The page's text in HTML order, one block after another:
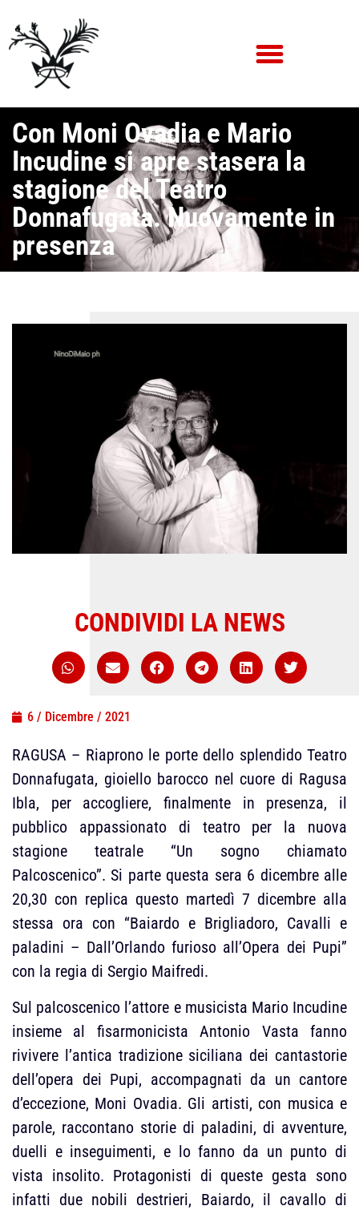
Con Moni Ovadia e Mario
Incudine si apre stasera la
stagione del Teatro
Donnafugata. Nuovamente in
presenza
6 / Dicembre / 2021
RAGUSA – Riaprono le porte dello splendido Teatro
Donnafugata, gioiello barocco nel cuore di Ragusa
Ibla, per accogliere, finalmente in presenza, il
pubblico appassionato di teatro per la nuova
stagione teatrale “Un sogno chiamato
Palcoscenico”. Si parte questa sera 6 dicembre alle
20,30 con replica questo martedì 7 dicembre alla
stessa ora con “Baiardo e Brigliadoro, Cavalli e
paladini – Dall’Orlando furioso all’Opera dei Pupi”
con la regia di Sergio Maifredi.
Sul palcoscenico l’attore e musicista Mario Incudine
insieme al fisarmonicista Antonio Vasta fanno
rivivere l’antica tradizione siciliana dei cantastorie
dell’opera dei Pupi, accompagnati da un cantore
d’eccezione, Moni Ovadia. Gli artisti, con musica e
parole, raccontano storie di paladini, di avventure,
duelli e inseguimenti, e lo fanno da un punto di
vista insolito. Protagonisti di queste gesta sono
infatti due nobili destrieri, Baiardo, il cavallo di
CONDIVIDI LA NEWS